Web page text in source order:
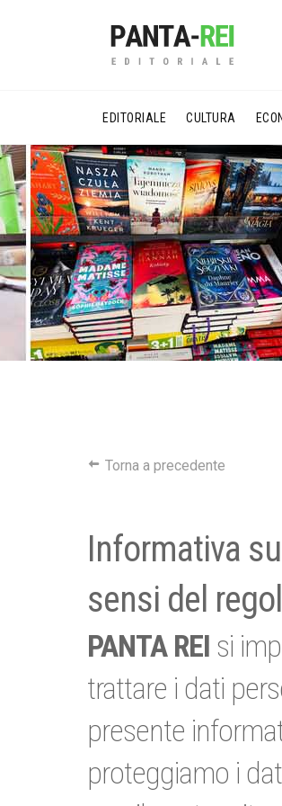
EDITORIALE CULTURA
Torna a precedente
Informativa
sensi del
PANTA REI si
trattare i dati
presente
proteggiamo i